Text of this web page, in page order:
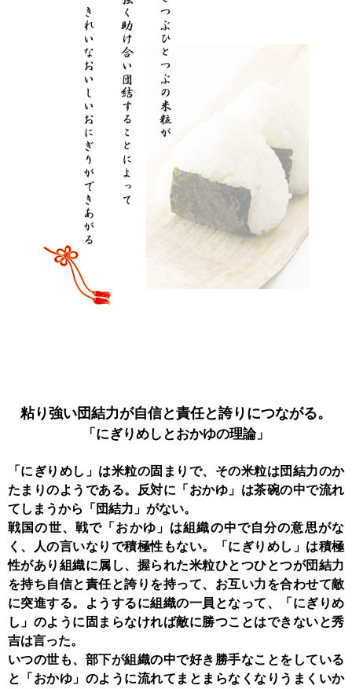
粘り強い団結力が自信と責任と誇りにつながる。
「にぎりめしとおかゆの理論」
「にぎりめし」は米粒の固まりで、その米粒は団結力のか
たまりのようである。反対に「おかゆ」は茶碗の中で流れ
てしまうから「団結力」がない。
戦国の世、戦で「おかゆ」は組織の中で自分の意思がな
く、人の言いなりで積極性もない。「にぎりめし」は積極
性があり組織に属し、握られた米粒ひとつひとつが団結力
を持ち自信と責任と誇りを持って、お互い力を合わせて敵
に突進する。ようするに組織の一員となって、「にぎりめ
し」のように固まらなければ敵に勝つことはできないと秀
吉は言った。
いつの世も、部下が組織の中で好き勝手なことをしている
と「おかゆ」のように流れてまとまらなくなりうまくいか